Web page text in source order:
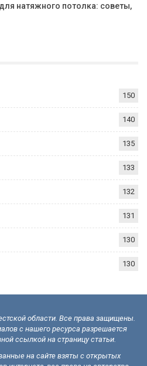
натяжного потолка: советы,
150
140
135
133
132
131
130
130
области. Все права защищены.
с нашего ресурса разрешается
ссылкой на страницу статьи.
на сайте взяты с открытых